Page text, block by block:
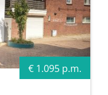
€ 1.095 p.m.